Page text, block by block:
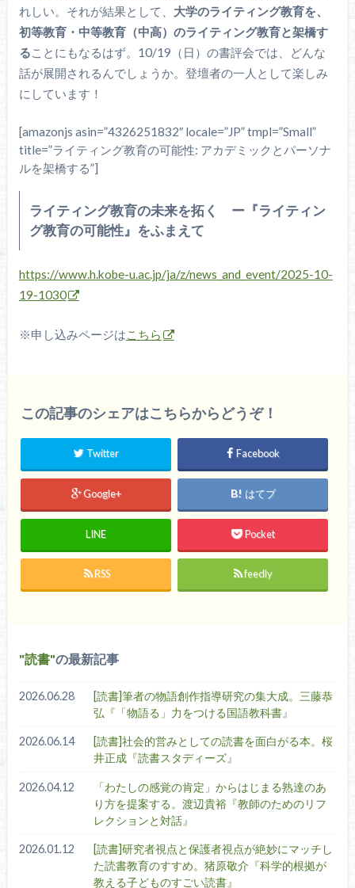
れしい。それが結果として、 大学のライティング教育を、
初等教育・中等教育（中高）のライティング教育と架橋す
る ことにもなるはず。10/19（日）の書評会では、どんな
話が展開されるんでしょうか。登壇者の一人として楽しみ
にしています！
[amazonjs asin=”4326251832″ locale=”JP” tmpl=”Small”
title=”ライティング教育の可能性: アカデミックとパーソナ
ルを架橋する”]
ライティング教育の未来を拓く ー『ライティン
グ教育の可能性』をふまえて
https://www.h.kobe-u.ac.jp/ja/z/news_and_event/2025-10-
19-1030
※申し込みページはこちら
この記事のシェアはこちらからどうぞ！
Twitter Facebook
Google+ はてブ
LINE Pocket
RSS feedly
読書 の最新記事
2026.06.28
[読書]筆者の物語創作指導研究の集大成。三藤恭
弘『「物語る」力をつける国語教科書』
2026.06.14
[読書]社会的営みとしての読書を面白がる本。桜
井正成『読書スタディーズ』
2026.04.12
「わたしの感覚の肯定」からはじまる熟達のあ
り方を提案する。渡辺貴裕『教師のためのリフ
レクションと対話』
2026.01.12
[読書]研究者視点と保護者視点が絶妙にマッチし
た読書教育のすすめ。猪原敬介『科学的根拠が
教える子どものすごい読書』